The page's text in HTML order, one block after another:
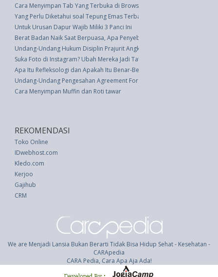
Cara Menyimpan Tab Yang Terbuka di Browser Web Apa Pun
Yang Perlu Diketahui soal Tepung Emas Terbaru
Untuk Urusan Dapur Wajib Miliki 3 Panci Ini
Berat Badan Naik Saat Berpuasa, Apa Penyebabnya
Undang-Undang Hukum Disiplin Prajurit Angkatan Bersenjata Republik
Suka Foto di Instagram? Ubah Mereka Jadi Tatakan Gelas
Apa Itu Refleksologi dan Apakah Itu Benar-Benar Berfungsi?
Undang-Undang Pengesahan Agreement For The Implementation Of
Cara Menyimpan Muffin dan Roti tawar
REKOMENDASI
Toko Online
IDwebhost.com
Kledo.com
Kerjoo
Gajihub
CRM
We are Menjadi Lansia Bukan Berarti Tidak Bisa Hidup Sehat - Kesehatan -
CARApedia
CARA Pedia, Cara Apa Aja Ada!